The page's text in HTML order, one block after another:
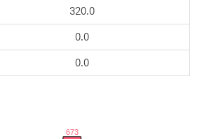
320.0
0.0
0.0
673